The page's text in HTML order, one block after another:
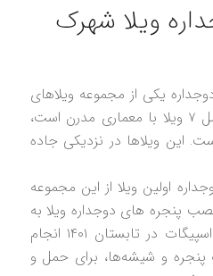
ویلا شهرک
یکی از مجموعه ویلاهای
شهرک شالیزه رویان که شامل ۷ ویلا با معماری مدرن است،
این ویلاها در نزدیکی جاده
اولین ویلا از این مجموعه
نصب پنجره های دوجداره ویلا به
همراه هندریل‌های دفنی و اسپیگات در تابستان ۱۴۰۱ انجام
پنجره و شیشه‌ها، برای حمل و